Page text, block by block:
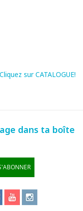
sur CATALOGUE!
dans ta boîte